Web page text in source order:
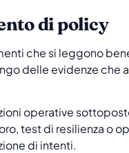
di policy
che si leggono
delle evidenze che
operative
test di resilienza o
di intenti.